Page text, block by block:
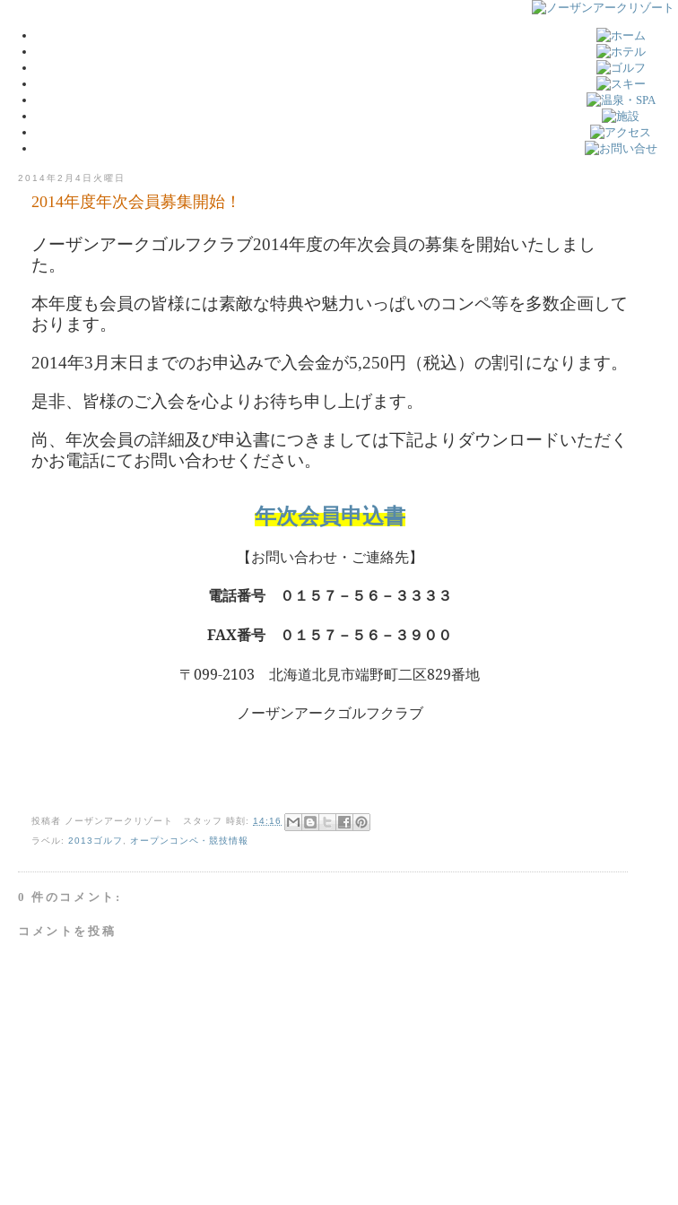
2014年2月4日火曜日
2014年度年次会員募集開始！
ノーザンアークゴルフクラブ2014年度の年次会員の募集を開始いたしまし
た。
本年度も会員の皆様には素敵な特典や魅力いっぱいのコンペ等を多数企画して
おります。
2014年3 月末日までのお申込みで入会金が5,250円（税込）の割引になります。
是非、皆様のご入会を心よりお待ち申し上げます。
尚、年次会員の詳細及び申込書につきましては下記よりダウンロードいただく
かお電話にてお問い合わせください。
年次会員申込書
【お問い合わせ・ご連絡先】
電話番号 ０１５７－５６－３３３３
FAX番号 ０１５７－５６－３９００
〒 099-2103 北海道北見市端野町二区829番地
ノーザンアークゴルフクラブ
投稿者 ノーザンアークリゾート スタッフ 時刻: 14:16
ラベル:2013ゴルフ オープンコンペ・競技情報
0 件のコメント:
コメントを投稿